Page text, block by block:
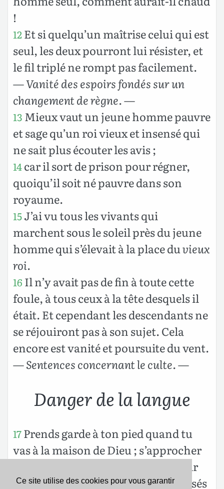
Ce site utilise des cookies pour vous garantir
!
12Et si quelqu’un maîtrise celui qui est
seul, les deux pourront lui résister, et
le fil triplé ne rompt pas facilement.
—Vanité des espoirs fondés sur un
changement de règne.—
13 Mieux vaut un jeune homme pauvre
et sage qu’un roi vieux et insensé qui
ne sait plus écouter les avis ;
14car il sort de prison pour régner,
quoiqu’il soit né pauvre dans son
royaume.
15J’ai vu tous les vivants qui
marchent sous le soleil près du jeune
homme qui s’élevait à la place duvieux
roi.
16 Il n’y avait pas de fin à toute cette
foule, à tous ceux à la tête desquels il
était. Et cependant les descendants ne
se réjouiront pas à son sujet. Cela
encore est vanité et poursuite du vent.
—Sentences concernant le culte.—
Danger de la langue
17Prends garde à ton pied quand tu
vas à la maison de Dieu ; s’approcher
pour écouter vaut mieux que d’offrir
des victimes à la manière des insensés